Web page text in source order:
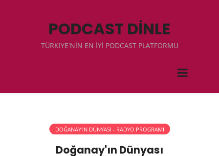
PODCAST DİNLE
TÜRKIYE'NİN EN İYİ PODCAST PLATFORMU
DOĞANAY'IN DÜNYASI - RADYO PROGRAMI
Doğanay'ın Dünyası